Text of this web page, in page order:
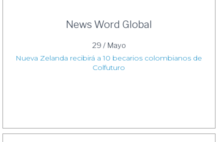
News Word Global
29 / Mayo
Nueva Zelanda recibirá a 10 becarios colombianos de
Colfuturo